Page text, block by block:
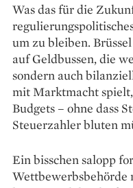
Was das für die
um zu bleiben.
auf Geldbussen, die
sondern auch
mit Marktmacht
Budgets – ohne dass
Steuerzahler bluten
Ein bisschen salopp
Wettbewerbsbehörde